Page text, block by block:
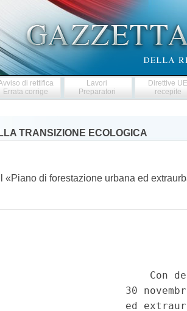
di rettifica
Errata corrige
Lavori
Preparatori
Direttive
recepite
TRANSIZIONE ECOLOGICA
«Piano di forestazione urbana ed